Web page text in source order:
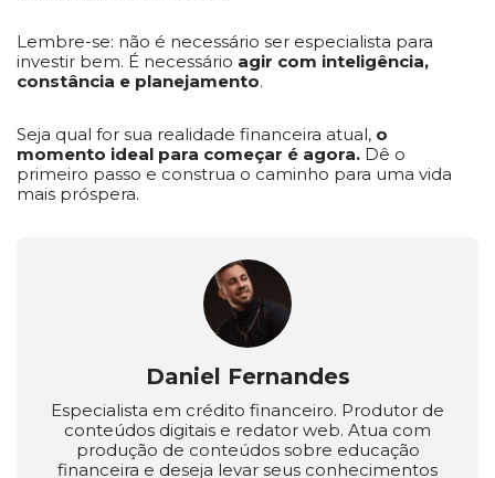
Lembre-se: não é necessário ser especialista para
investir bem. É necessário agir com inteligência,
constância e planejamento.
Seja qual for sua realidade financeira atual, o
momento ideal para começar é agora. Dê o
primeiro passo e construa o caminho para uma vida
mais próspera.
Daniel Fernandes
Especialista em crédito financeiro. Produtor de
conteúdos digitais e redator web. Atua com
produção de conteúdos sobre educação
financeira e deseja levar seus conhecimentos